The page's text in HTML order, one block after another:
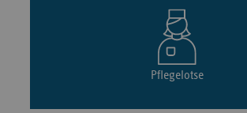
Pflegelotse